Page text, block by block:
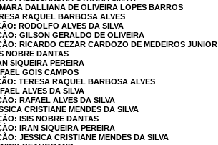
DALLIANA DE OLIVEIRA LOPES BARROS
RAQUEL BARBOSA ALVES
RODOLFO ALVES DA SILVA
GILSON GERALDO DE OLIVEIRA
RICARDO CEZAR CARDOZO DE MEDEIROS JUNIOR
NOBRE DANTAS
SIQUEIRA PEREIRA
GOIS CAMPOS
TERESA RAQUEL BARBOSA ALVES
ALVES DA SILVA
RAFAEL ALVES DA SILVA
CRISTIANE MENDES DA SILVA
ISIS NOBRE DANTAS
IRAN SIQUEIRA PEREIRA
JESSICA CRISTIANE MENDES DA SILVA